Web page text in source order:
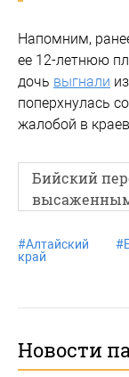
Напомним,
ее 12-летнюю
дочь выгнали
поперхнулась
жалобой в
Бийский
#Алтайский
край
#
Новости